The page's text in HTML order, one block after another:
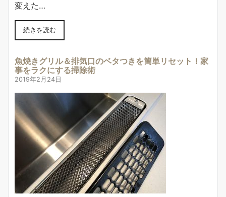
変えた…
続きを読む
魚焼きグリル＆排気口のベタつきを簡単リセット！家
事をラクにする掃除術
2019年2月24日